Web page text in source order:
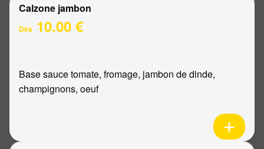
Calzone jambon
Dès 10.00 €
Base sauce tomate, fromage, jambon de dinde,
champignons, oeuf